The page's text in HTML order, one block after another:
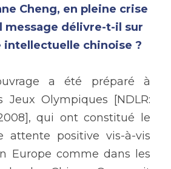
Cheng, en pleine crise
message délivre-t-il sur
intellectuelle chinoise ?
a été préparé à
Jeux Olympiques [NDLR:
qui ont constitué le
attente positive vis-à-vis
Europe comme dans les